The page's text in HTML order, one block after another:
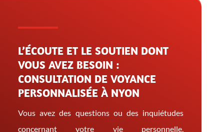
L’ÉCOUTE ET LE SOUTIEN DONT
VOUS AVEZ BESOIN :
CONSULTATION DE VOYANCE
PERSONNALISÉE À NYON
Vous avez des questions ou des inquiétudes
concernant votre vie personnelle,